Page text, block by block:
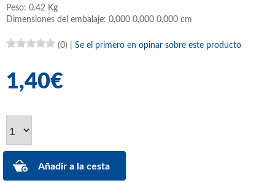
Peso: 0.42 Kg
Dimensiones del embalaje: 0,000 0,000 0,000 cm
(0) Se el primero en opinar sobre este producto
1,40€